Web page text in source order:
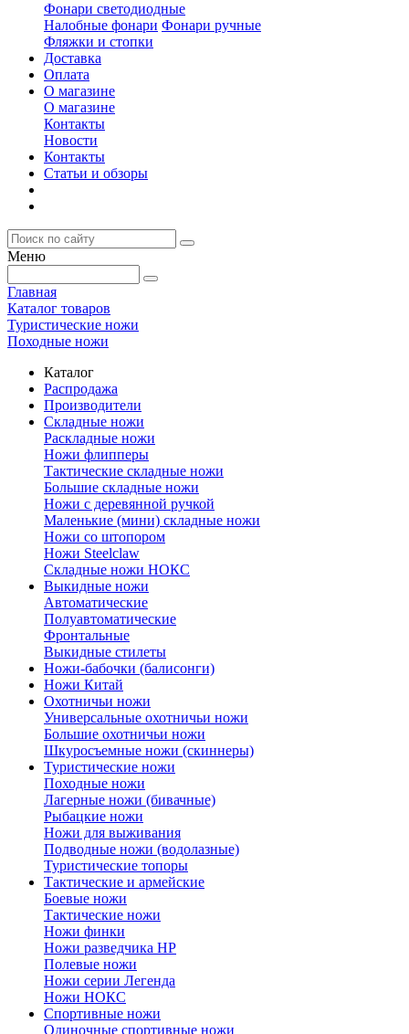
Фонари светодиодные
Налобные фонари Фонари ручные
Фляжки и стопки
Доставка
Оплата
О магазине
О магазине
Контакты
Новости
Контакты
Статьи и обзоры
Меню
Главная
Каталог товаров
Туристические ножи
Походные ножи
Каталог
Распродажа
Производители
Складные ножи
Раскладные ножи
Ножи флипперы
Тактические складные ножи
Большие складные ножи
Ножи с деревянной ручкой
Маленькие (мини) складные ножи
Ножи со штопором
Ножи Steelclaw
Складные ножи НОКС
Выкидные ножи
Автоматические
Полуавтоматические
Фронтальные
Выкидные стилеты
Ножи-бабочки (балисонги)
Ножи Китай
Охотничьи ножи
Универсальные охотничьи ножи
Большие охотничьи ножи
Шкуросъемные ножи (скиннеры)
Туристические ножи
Походные ножи
Лагерные ножи (бивачные)
Рыбацкие ножи
Ножи для выживания
Подводные ножи (водолазные)
Туристические топоры
Тактические и армейские
Боевые ножи
Тактические ножи
Ножи финки
Ножи разведчика НР
Полевые ножи
Ножи серии Легенда
Ножи НОКС
Спортивные ножи
Одиночные спортивные ножи